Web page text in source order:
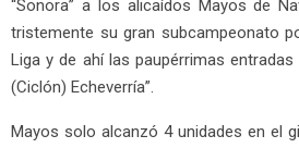
“Sonora” a los alicaídos Mayos de
tristemente su gran subcampeonato
Liga y de ahí las paupérrimas entradas
(Ciclón) Echeverría”.
Mayos solo alcanzó 4 unidades en el